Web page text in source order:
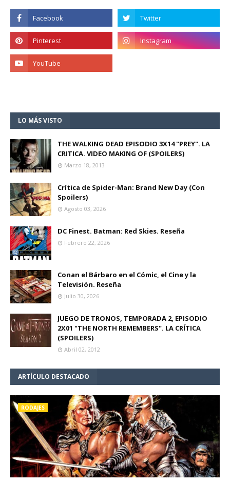
LO MÁS VISTO
THE WALKING DEAD EPISODIO 3X14 "PREY". LA
CRITICA. VIDEO MAKING OF (SPOILERS)
Marzo 18, 2013
Crítica de Spider-Man: Brand New Day (Con
Spoilers)
Agosto 03, 2026
DC Finest. Batman: Red Skies. Reseña
Febrero 22, 2026
Conan el Bárbaro en el Cómic, el Cine y la
Televisión. Reseña
Julio 30, 2026
JUEGO DE TRONOS, TEMPORADA 2, EPISODIO
2X01 "THE NORTH REMEMBERS". LA CRÍTICA
(SPOILERS)
Abril 02, 2012
ARTÍCULO DESTACADO
RODAJES